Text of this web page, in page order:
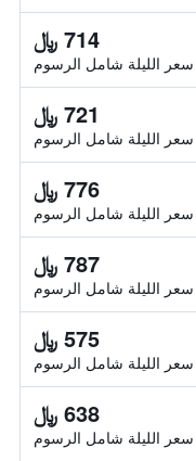
714 ﷼
سعر الليلة شامل الرسوم
721 ﷼
سعر الليلة شامل الرسوم
776 ﷼
سعر الليلة شامل الرسوم
787 ﷼
سعر الليلة شامل الرسوم
575 ﷼
سعر الليلة شامل الرسوم
638 ﷼
سعر الليلة شامل الرسوم